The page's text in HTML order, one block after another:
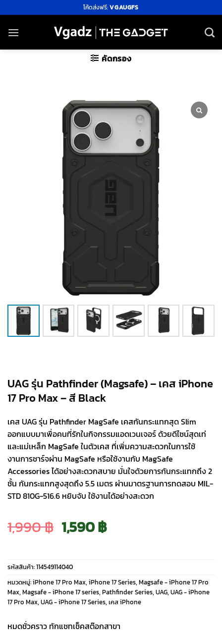
ไป
ยัง
โค้ดส่งฟรี:VGAUGFS
คัดกรอง
UAG รุ่น Pathfinder (Magsafe) – เคส iPhone
17 Pro Max – สี Black
เคส UAG รุ่น Pathfinder MagSafe เคสกันกระแทกสุด Slim
ออกแบบมาเพื่อคนที่รักในกิจกรรมแอดเวนเจอร์ ด้วยดีไซน์สุดเท่
และแม่เหล็ก MagSafe ในตัวเคส ที่เพิ่มความสะดวกในการใช้
งานการชาร์จผ่าน MagSafe หรือใช้งานกับ MagSafe
Accessories ได้อย่างสะดวกสบาย มั่นใจด้วยการกันกระแทกถึง 2
ชั้น กันกระแทกสูงสุดถึง 5.5 เมตร ผ่านมาตรฐานการทดสอบ MIL-
STD 810G-516.6 หยิบจับ ใช้งานได้อย่างสะดวก
1,990฿ Original
price
was:
1,990 ฿.
1,590฿Current
price
is:
1,590 ฿.
รหัสสินค้า:114549114040
หมวดหมู่:iPhone 17 Pro Max, iPhone 17 Series, Magsafe - iPhone 17 Pro
Max, Magsafe - iPhone 17 series, Pathfinder Series, UAG, UAG - iPhone
17 Pro Max, UAG - iPhone 17 Series, เคส iPhone
หมดชั่วคราว ทักแชทเช็คสต๊อกสาขา